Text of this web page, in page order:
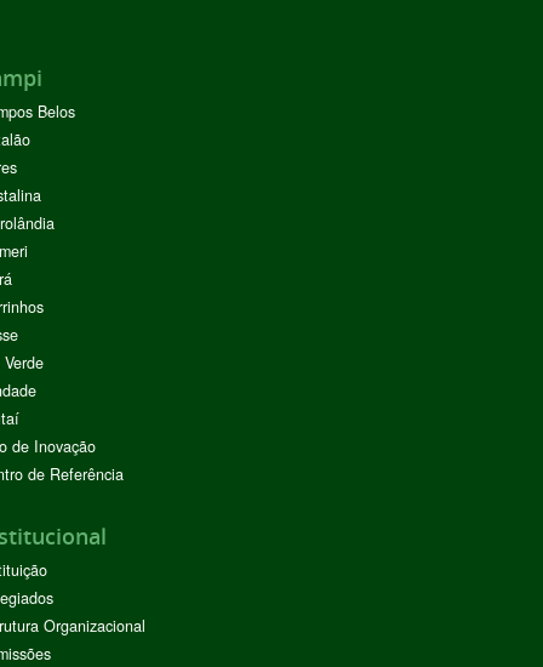
Belos
de Inovação
de Referência
Organizacional